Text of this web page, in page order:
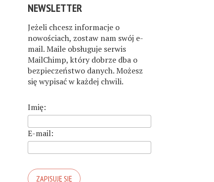
NEWSLETTER
Jeżeli chcesz informacje o
nowościach, zostaw nam swój e-
mail. Maile obsługuje serwis
MailChimp, który dobrze dba o
bezpieczeństwo danych. Możesz
się wypisać w każdej chwili.
Imię:
E-mail: